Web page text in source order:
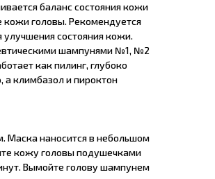
баланс состояния кожи
кожи головы. Рекомендуется
состояния кожи.
шампунями №1, №2
как пилинг, глубоко
а климбазол и пироктон
Маска наносится в небольшом
кожу головы подушечками
Вымойте голову шампунем